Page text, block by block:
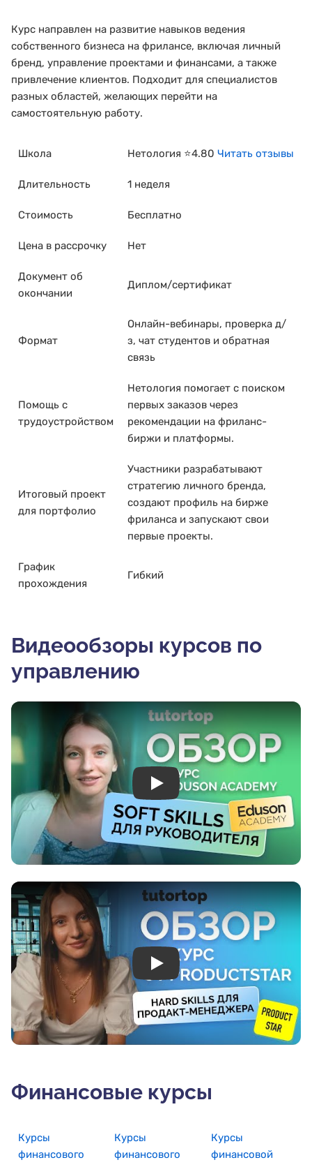
Курс направлен на развитие навыков ведения
собственного бизнеса на фрилансе, включая личный
бренд, управление проектами и финансами, а также
привлечение клиентов. Подходит для специалистов
разных областей, желающих перейти на
самостоятельную работу.
Школа Нетология ⭐4.80 Читать отзывы
Длительность 1 неделя
Стоимость Бесплатно
Цена в рассрочку Нет
Документ об
окончании
Диплом/сертификат
Формат
Онлайн-вебинары, проверка д/
з, чат студентов и обратная
связь
Помощь с
трудоустройством
Нетология помогает с поиском
первых заказов через
рекомендации на фриланс-
биржи и платформы.
Итоговый проект
для портфолио
Участники разрабатывают
стратегию личного бренда,
создают профиль на бирже
фриланса и запускают свои
первые проекты.
График
прохождения
Гибкий
Видеообзоры курсов по
управлению
Play
Play
Финансовые курсы
Курсы
финансового
Курсы
финансового
Курсы
финансовой